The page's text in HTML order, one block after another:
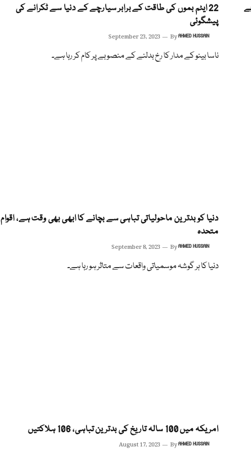
بے
22 ایٹم بموں کی طاقت کے برابر سیارچے کے دنیا سے ٹکرانے کی
پیشگوئی
September 23, 2023 ByAHMED HUSSAIN
ناسا بینو کے مدار کا رخ بدلنے کے منصوبے پر کام کر رہا ہے۔
دنیا کو بدترین ماحولیاتی تباہی سے بچانے کا ابھی بھی وقت ہے، اقوام
متحدہ
September 8, 2023 ByAHMED HUSSAIN
دنیا کا ہر گوشہ موسمیاتی واقعات سے متاثر ہو رہا ہے۔
امریکہ میں 100 سالہ تاریخ کی بدترین تباہی، 106 ہلاکتیں
August 17, 2023 ByAHMED HUSSAIN